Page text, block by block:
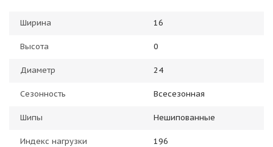
Ширина 16
Высота 0
Диаметр 24
Сезонность Всесезонная
Шипы Нешипованные
Индекс нагрузки 196